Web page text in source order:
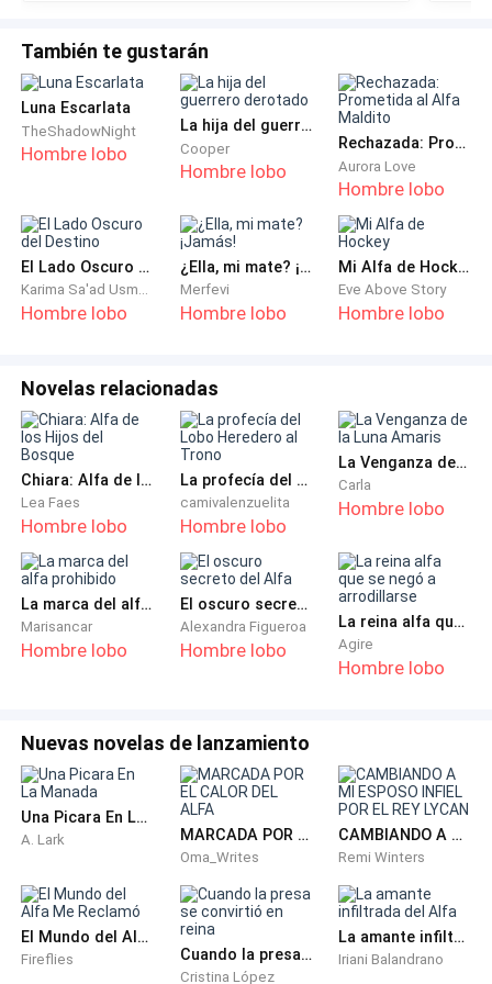
—Oh, vaya… —Elisa ladeó la cabeza a un lado,
despreocupada. —Entonces no me escaparé.
Al oír esa palabra, Eva se estremeció y por poco
estuvo a punto de gritar, delatándose. A ella no le
daban miedo los lobos, solo temía quedarse
enjaulada por el resto de su vida. Felipe no la dejaría
vivir una vida feliz jamás y comprendía que sus padres
nada harían al respecto, teniendo el interés fijo en los
beneficios de su matrimonio arreglado.
quería volver a dormir en esa soledad aterradora con
el frio filtrándose helado por las ventanas. Oía a su
esposo pasar las noches con sus amantes favoritas,
como Leila, Jazmín y Jade, que frecuentaban su
dormitorio todas las semanas.
Ella intentaba ignorarlos y retirarse a su encierro,
siempre con el estómago medio vacío por la dieta
estricta que Felipe le ordenaba seguir a raja tabla.
Felipe puede ser el esposo más gentil cuando ella es
obediente y delgada para meterse el vestido más
cena, su rostro inmediatamente se vuelve sombrío y
grosero. La empujó al suelo y le dio puñetazos y
patadas porque no se convirtió en el accesorio para
que un hombre se sintiera orgulloso.
Felipe se aproximó rápidamente a su lado, para
intercambiar unas palabras antes de presentarse. Ella
a penas se mantenía en pie de los nervios.
También te gustarán
Luna Escarlata
TheShadowNight
Hombre lobo
La hija del guerrero derotado
Cooper
Hombre lobo
Rechazada: Prometida al Alfa Maldito
Aurora Love
Hombre lobo
El Lado Oscuro del Destino
Karima Sa'ad Usman
Hombre lobo
¿Ella, mi mate? ¡Jamás!
Merfevi
Hombre lobo
Mi Alfa de Hockey
Eve Above Story
Hombre lobo
Novelas relacionadas
Chiara: Alfa de los Hijos del Bosque
Lea Faes
Hombre lobo
La profecía del Lobo Heredero al Trono
camivalenzuelita
Hombre lobo
La Venganza de la Luna Amaris
Carla
Hombre lobo
La marca del alfa prohibido
Marisancar
Hombre lobo
El oscuro secreto del Alfa
Alexandra Figueroa
Hombre lobo
La reina alfa que se negó a arrodillarse
Agire
Hombre lobo
Nuevas novelas de lanzamiento
Una Picara En La Manada
A. Lark MARCADA POR EL CALOR DEL ALFA
Oma_Writes
CAMBIANDO A MI ESPOSO INFIEL POR EL REY LYCAN
Remi Winters
El Mundo del Alfa Me Reclamó
Fireflies Cuando la presa se convirtió en reina
Cristina López
La amante infiltrada del Alfa
Iriani Balandrano